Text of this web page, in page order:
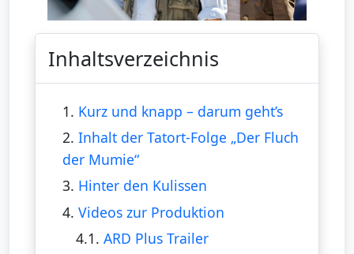
Inhaltsverzeichnis
1. Kurz und knapp – darum geht’s
2. Inhalt der Tatort-Folge „Der Fluch
der Mumie“
3. Hinter den Kulissen
4. Videos zur Produktion
4.1.ARD Plus Trailer